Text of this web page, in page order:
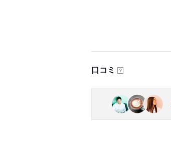
口コミ ？